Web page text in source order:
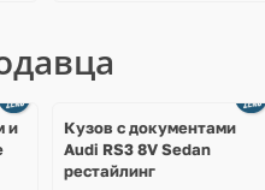
и
Кузов с документами
Audi RS3 8V Sedan
рестайлинг